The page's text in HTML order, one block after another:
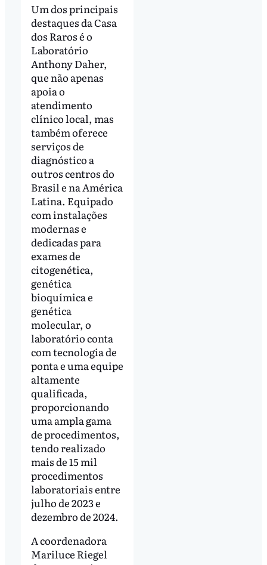
Um dos principais
destaques da Casa
dos Raros é o
Laboratório
Anthony Daher,
que não apenas
apoia o
atendimento
clínico local, mas
também oferece
serviços de
diagnóstico a
outros centros do
Brasil e na América
Latina. Equipado
com instalações
modernas e
dedicadas para
exames de
citogenética,
genética
bioquímica e
genética
molecular, o
laboratório conta
com tecnologia de
ponta e uma equipe
altamente
qualificada,
proporcionando
uma ampla gama
de procedimentos,
tendo realizado
mais de 15 mil
procedimentos
laboratoriais entre
julho de 2023 e
dezembro de 2024.
A coordenadora
Mariluce Riegel